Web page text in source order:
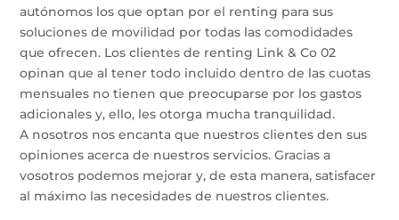
autónomos los que optan por el renting para sus
soluciones de movilidad por todas las comodidades
que ofrecen. Los clientes de renting Link & Co 02
opinan que al tener todo incluido dentro de las cuotas
mensuales no tienen que preocuparse por los gastos
adicionales y, ello, les otorga mucha tranquilidad.
A nosotros nos encanta que nuestros clientes den sus
opiniones acerca de nuestros servicios. Gracias a
vosotros podemos mejorar y, de esta manera, satisfacer
al máximo las necesidades de nuestros clientes.